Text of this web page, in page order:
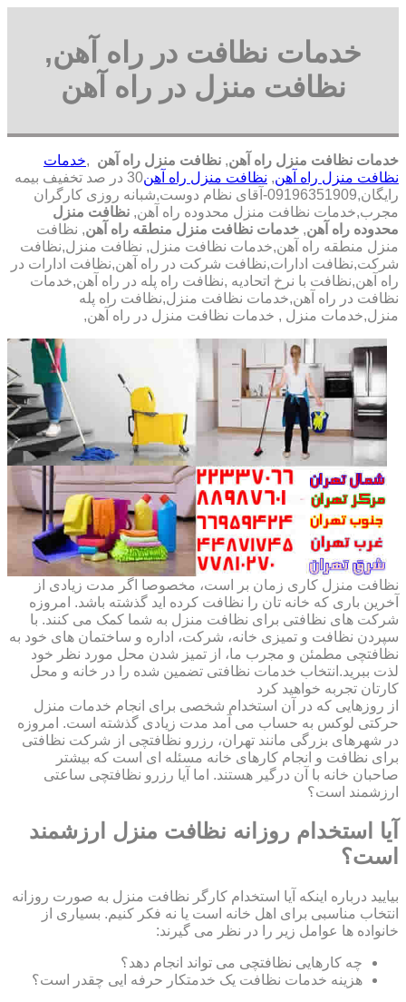
خدمات نظافت در راه آهن,
نظافت منزل در راه آهن
خدمات نظافت منزل راه آهن, نظافت منزل راه آهن ,خدمات
نظافت منزل راه آهن, نظافت منزل راه آهن
30 در صد تخفیف بیمه
رایگان,09196351909-آقای نظام دوست,شبانه روزی کارگران
مجرب,خدمات نظافت منزل محدوده راه آهن, نظافت منزل
محدوده راه آهن, خدمات نظافت منزل منطقه راه آهن, نظافت
منزل منطقه راه آهن,خدمات نظافت منزل, نظافت منزل,نظافت
شرکت,نظافت ادارات,نظافت شرکت در راه آهن,نظافت ادارات در
راه آهن,نظافت با نرخ اتحادیه ,نظافت راه پله در راه آهن,خدمات
نظافت در راه آهن,خدمات نظافت منزل,نظافت راه پله
منزل,خدمات منزل , خدمات نظافت منزل در راه آهن,
نظافت منزل کاری زمان بر است، مخصوصا اگر مدت زیادی از
آخرین باری که خانه تان را نظافت کرده اید گذشته باشد. امروزه
شرکت های نظافتی برای نظافت منزل به شما کمک می کنند. با
سپردن نظافت و تمیزی خانه، شرکت، اداره و ساختمان های خود به
نظافتچی مطمئن و مجرب ما، از تمیز شدن محل مورد نظر خود
لذت ببرید.انتخاب خدمات نظافتی تضمین شده را در خانه و محل
کارتان تجربه خواهید کرد
از روزهایی که در آن استخدام شخصی برای انجام خدمات منزل
حرکتی لوکس به حساب می آمد مدت زیادی گذشته است. امروزه
در شهرهای بزرگی مانند تهران، رزرو نظافتچی از شرکت نظافتی
برای نظافت و انجام کارهای خانه مسئله ای است که بیشتر
صاحبان خانه با آن درگیر هستند. اما آیا رزرو نظافتچی ساعتی
ارزشمند است؟
آیا استخدام روزانه نظافت منزل ارزشمند
است؟
بیایید درباره اینکه آیا استخدام کارگر نظافت منزل به صورت روزانه
انتخاب مناسبی برای اهل خانه است یا نه فکر کنیم. بسیاری از
خانواده ها عوامل زیر را در نظر می گیرند:
چه کارهایی نظافتچی می تواند انجام دهد؟
هزینه خدمات نظافت یک خدمتکار حرفه ایی چقدر است؟